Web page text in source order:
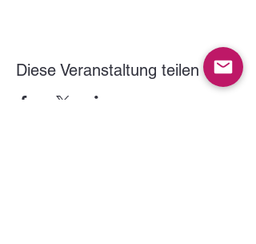
Diese Veranstaltung teilen